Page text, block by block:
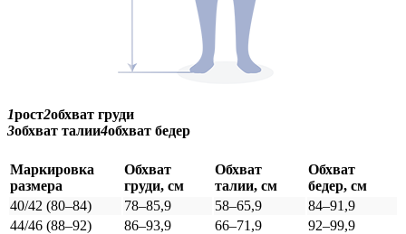
1рост2обхват груди
3обхват талии4обхват бедер
Маркировка
размера
Обхват
груди, см
Обхват
талии, см
Обхват
бедер, см
40/42 (80–84)
78–85,9 58–65,9
84–91,9
44/46 (88–92)
86–93,9 66–71,9
92–99,9